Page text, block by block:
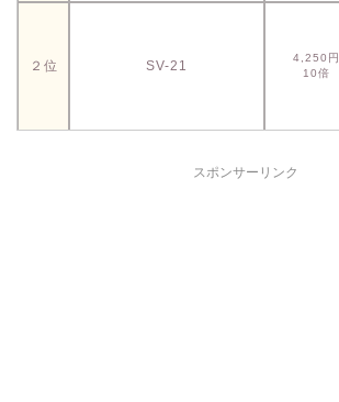
２位 SV-21
4,250円
10倍
スポンサーリンク